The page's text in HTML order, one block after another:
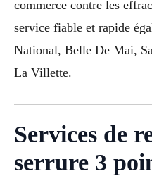
commerce contre les
service fiable et rapide
National, Belle De Mai,
La Villette.
Services de
serrure 3